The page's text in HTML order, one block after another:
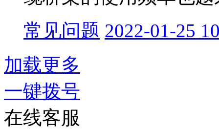
常见问题 2022-01-25
加载更多
一键拨号
在线客服